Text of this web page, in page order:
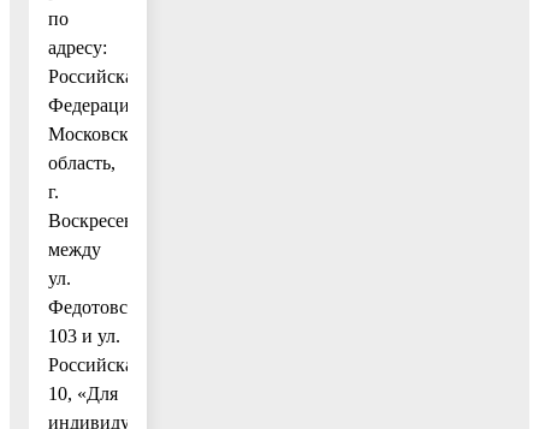
по
адресу:
Российская
Федерация,
Московская
область,
г.
Воскресенск,
между
ул.
Федотовская,
103 и ул.
Российская,
10, «Для
индивидуального